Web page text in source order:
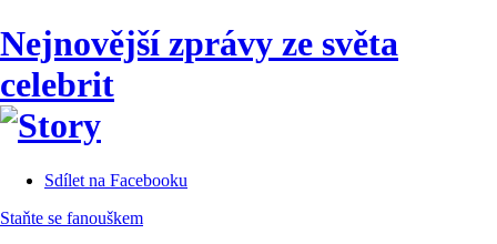
Nejnovější zprávy ze světa
celebrit
Sdílet na Facebooku
Staňte se fanouškem